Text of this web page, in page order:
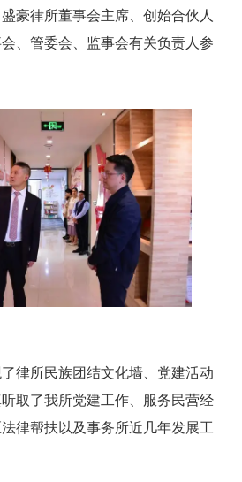
豪律所董事会主席、创始合伙人
、管委会、监事会有关负责人参
律所民族团结文化墙、党建活动
取了我所党建工作、服务民营经
律帮扶以及事务所近几年发展工